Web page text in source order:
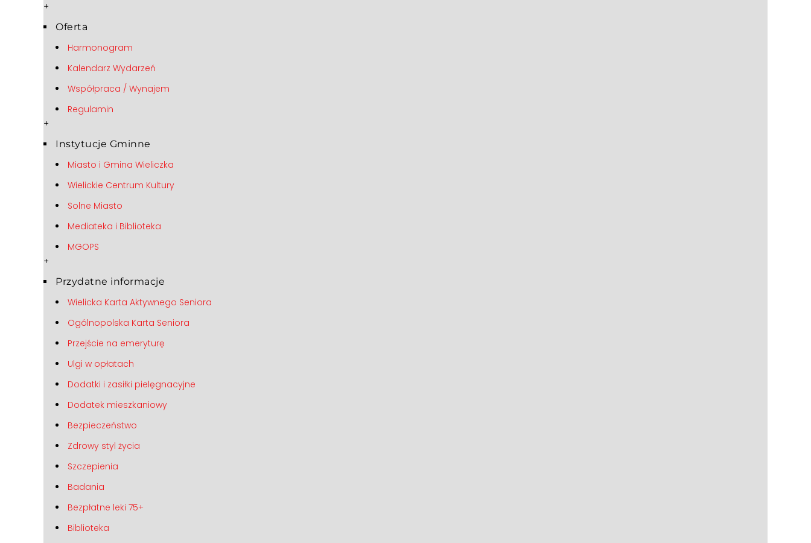
+
Oferta
Harmonogram
Kalendarz Wydarzeń
Współpraca / Wynajem
Regulamin
+
Instytucje Gminne
Miasto i Gmina Wieliczka
Wielickie Centrum Kultury
Solne Miasto
Mediateka i Biblioteka
MGOPS
+
Przydatne informacje
Wielicka Karta Aktywnego Seniora
Ogólnopolska Karta Seniora
Przejście na emeryturę
Ulgi w opłatach
Dodatki i zasiłki pielęgnacyjne
Dodatek mieszkaniowy
Bezpieczeństwo
Zdrowy styl życia
Szczepienia
Badania
Bezpłatne leki 75+
Biblioteka